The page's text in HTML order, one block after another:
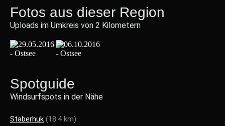
Fotos aus dieser Region
Uploads im Umkreis von 2 Kilometern
Spotguide
Windsurfspots in der Nähe
Staberhuk (18.4 km)